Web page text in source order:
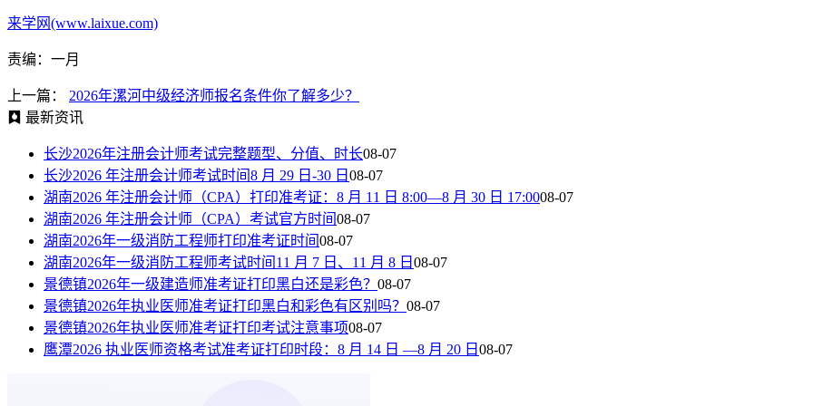
来学网(www.laixue.com)
责编：一月
上一篇：
2026年漯河中级经济师报名条件你了解多少？
最新资讯
长沙2026年注册会计师考试完整题型、分值、时长08-07
长沙2026 年注册会计师考试时间8 月 29 日-30 日 08-07
湖南2026 年注册会计师（CPA）打印准考证：8 月 11 日 8:00—8 月 30 日 17:0008-07
湖南2026 年注册会计师（CPA）考试官方时间08-07
湖南2026年一级消防工程师打印准考证时间08-07
湖南2026年一级消防工程师考试时间11 月 7 日、11 月 8 日 08-07
景德镇2026年一级建造师准考证打印黑白还是彩色？ 08-07
景德镇2026年执业医师准考证打印黑白和彩色有区别吗？ 08-07
景德镇2026年执业医师准考证打印考试注意事项08-07
鹰潭2026 执业医师资格考试准考证打印时段：8 月 14 日 —8 月 20 日 08-07